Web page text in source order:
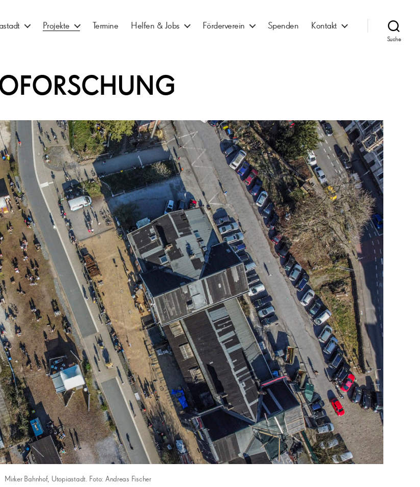
Projekte Termine Helfen & Jobs Förderverein Spenden Kontakt
Suche
Mirker Bahnhof, Utopiastadt. Foto: Andreas Fischer